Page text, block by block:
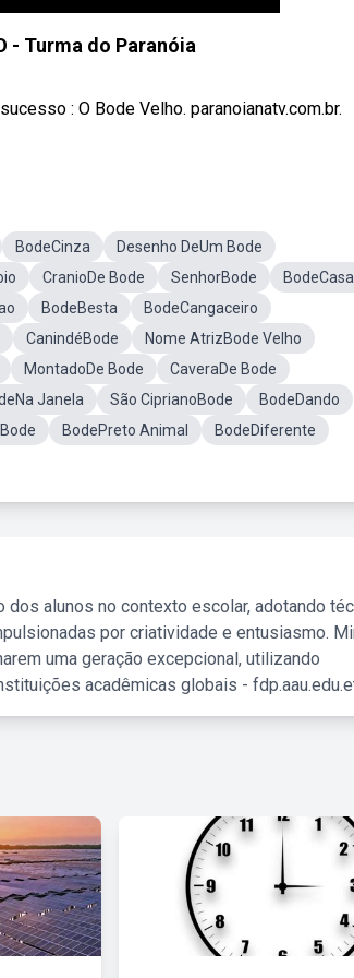
- Turma do Paranóia
: O Bode Velho. paranoianatv.com.br.
BodeCinza
Desenho DeUm Bode
CranioDe Bode SenhorBode
BodeBesta
BodeCangaceiro
CanindéBode
Nome AtrizBode Velho
MontadoDe Bode
CaveraDe Bode
Janela São CiprianoBode
BodeDando
BodePreto Animal
BodeDiferente
alunos no contexto escolar, adotando
por criatividade e entusiasmo.
uma geração excepcional, utilizando
acadêmicas globais -